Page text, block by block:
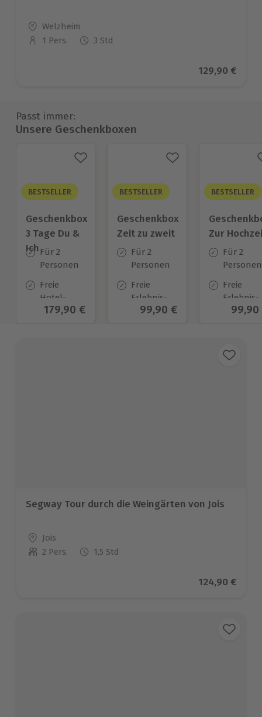
Standort
Welzheim
Anzahl der Teilnehmer
1 Pers. 3 Std
Aktueller
129,90 €
Passt immer:
Unsere Geschenkboxen
BESTSELLER
Geschenkbox
3 Tage Du &
Ich Für 2
Personen
Freie
Hotel-
Auswahl
Aktueller Preis
179,90 €
BESTSELLER
Geschenkbox
Zeit zu zweit
Für 2
Personen
Freie
Erlebnis-
Auswahl
Aktueller Preis
99,90 €
BESTSELLER
Zur
Für 2
Personen
Freie
Erlebnis-
Auswahl
99,90
Segway Tour durch die Weingärten von Jois
Standort
Jois
Anzahl der Teilnehmer
2 Pers. 1,5 Std
Aktueller
124,90 €